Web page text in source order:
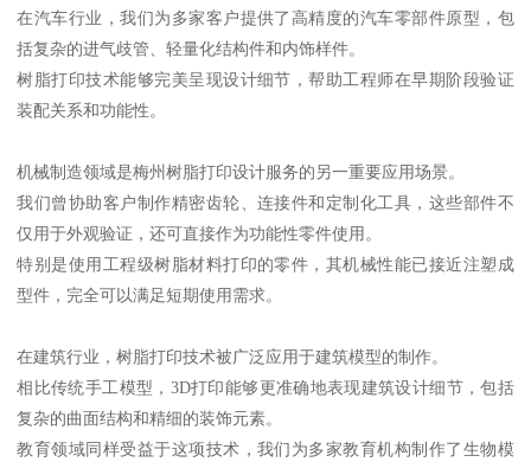
在汽车行业，我们为多家客户提供了高精度的汽车零部件原型，包
括复杂的进气歧管、轻量化结构件和内饰样件。
树脂打印技术能够完美呈现设计细节，帮助工程师在早期阶段验证
装配关系和功能性。
机械制造领域是梅州树脂打印设计服务的另一重要应用场景。
我们曾协助客户制作精密齿轮、连接件和定制化工具，这些部件不
仅用于外观验证，还可直接作为功能性零件使用。
特别是使用工程级树脂材料打印的零件，其机械性能已接近注塑成
型件，完全可以满足短期使用需求。
在建筑行业，树脂打印技术被广泛应用于建筑模型的制作。
相比传统手工模型，3D打印能够更准确地表现建筑设计细节，包括
复杂的曲面结构和精细的装饰元素。
教育领域同样受益于这项技术，我们为多家教育机构制作了生物模